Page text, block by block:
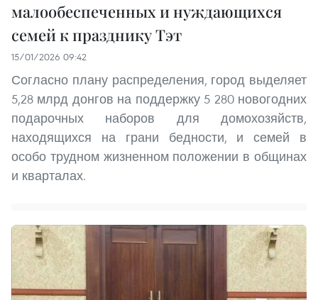
малообеспеченных и нуждающихся
семей к празднику Тэт
15/01/2026 09:42
Согласно плану распределения, город выделяет
5,28 млрд донгов на поддержку 5 280 новогодних
подарочных наборов для домохозяйств,
находящихся на грани бедности, и семей в
особо трудном жизненном положении в общинах
и кварталах.